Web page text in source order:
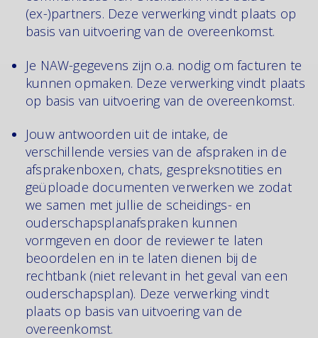
(ex-)partners. Deze verwerking vindt plaats op
basis van uitvoering van de overeenkomst.
Je NAW-gegevens zijn o.a. nodig om facturen te
kunnen opmaken. Deze verwerking vindt plaats
op basis van uitvoering van de overeenkomst.
Jouw antwoorden uit de intake, de
verschillende versies van de afspraken in de
afsprakenboxen, chats, gespreksnotities en
geüploade documenten verwerken we zodat
we samen met jullie de scheidings- en
ouderschapsplanafspraken kunnen
vormgeven en door de reviewer te laten
beoordelen en in te laten dienen bij de
rechtbank (niet relevant in het geval van een
ouderschapsplan). Deze verwerking vindt
plaats op basis van uitvoering van de
overeenkomst.